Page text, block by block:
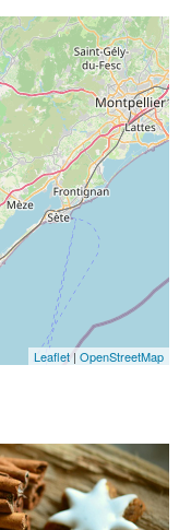
Leaflet |OpenStreetMap